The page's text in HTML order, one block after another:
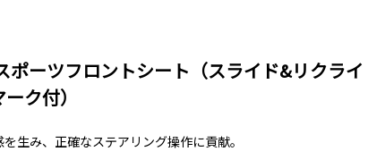
ポーツフロントシート（スライド&リクライ
ク付）
生み、正確なステアリング操作に貢献。